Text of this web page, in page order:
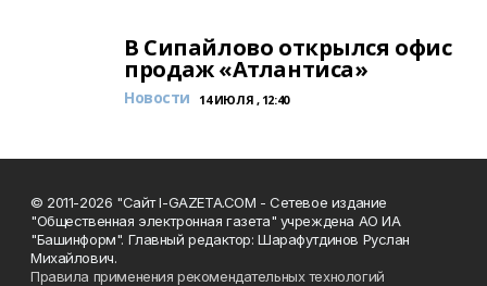
В Сипайлово открылся офис
продаж «Атлантиса»
Новости 14 ИЮЛЯ , 12:40
© 2011-2026 "Сайт I-GAZETA.COM - Сетевое издание
"Общественная электронная газета" учреждена АО ИА
"Башинформ". Главный редактор: Шарафутдинов Руслан
Михайлович.
Правила применения рекомендательных технологий